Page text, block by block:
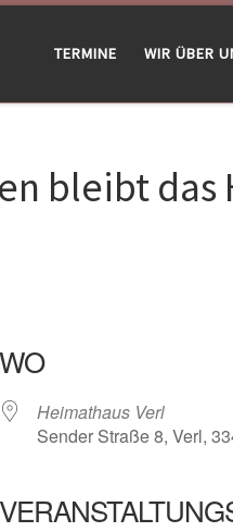
TERMINE WIR ÜBER
bleibt das
WO
Heimathaus Verl
Sender Straße 8, Verl,